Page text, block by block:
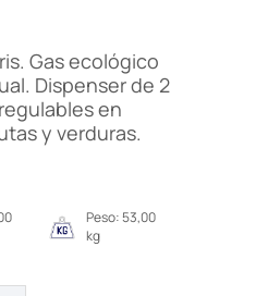
Gas ecológico
Dispenser de 2
en
y verduras.
Peso: 53,00
kg